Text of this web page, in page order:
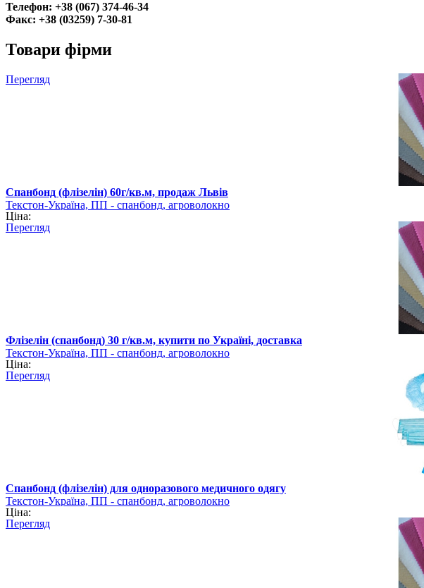
Телефон: +38 (067) 374-46-34
Факс: +38 (03259) 7-30-81
Товари фірми
Перегляд
Спанбонд (флізелін) 60г/кв.м, продаж Львів
Текстон-Україна, ПП - спанбонд, агроволокно
Ціна:
Перегляд
Флізелін (спанбонд) 30 г/кв.м, купити по Україні, доставка
Текстон-Україна, ПП - спанбонд, агроволокно
Ціна:
Перегляд
Спанбонд (флізелін) для одноразового медичного одягу
Текстон-Україна, ПП - спанбонд, агроволокно
Ціна:
Перегляд